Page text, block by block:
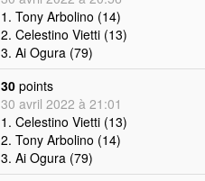
1. Tony Arbolino (14)
2. Celestino Vietti (13)
3. Ai Ogura (79)
30 points
30 avril 2022 à 21:01
1. Celestino Vietti (13)
2. Tony Arbolino (14)
3. Ai Ogura (79)